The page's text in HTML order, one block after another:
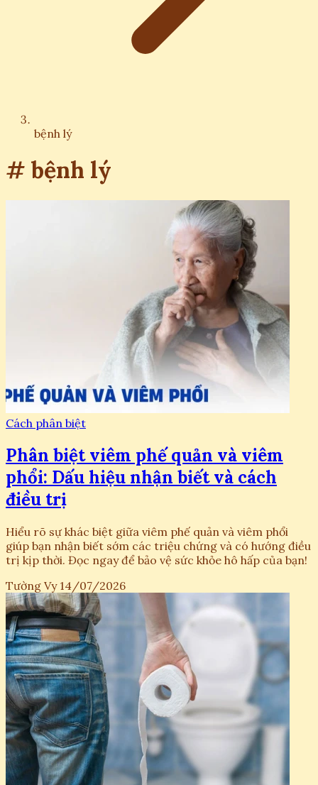
bệnh lý
# bệnh lý
Cách phân biệt
Phân biệt viêm phế quản và viêm
phổi: Dấu hiệu nhận biết và cách
điều trị
Hiểu rõ sự khác biệt giữa viêm phế quản và viêm phổi
giúp bạn nhận biết sớm các triệu chứng và có hướng điều
trị kịp thời. Đọc ngay để bảo vệ sức khỏe hô hấp của bạn!
Tường Vy 14/07/2026